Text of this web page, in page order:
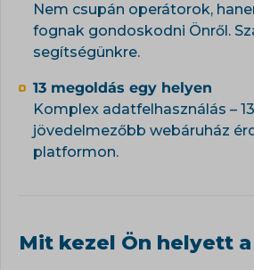
Nem csupán operátorok,
fognak gondoskodni Önről.
segítségünkre.
13 megoldás egy helyen
Komplex adatfelhasználás –
jövedelmezőbb webáruház
platformon.
Mit kezel Ön helyett